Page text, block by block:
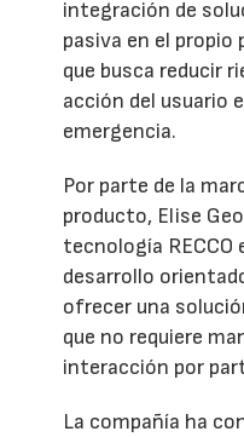
integración de
pasiva en el
que busca reducir
acción del usuario
emergencia.
Por parte de la
producto, Elise
tecnología RECCO
desarrollo
ofrecer una
que no requiere
interacción por
La compañía ha